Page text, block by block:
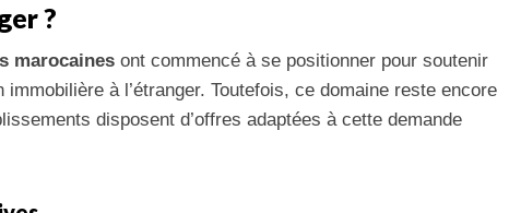
?
marocaines ont commencé à se positionner pour soutenir
à l’étranger. Toutefois, ce domaine reste encore
disposent d’offres adaptées à cette demande